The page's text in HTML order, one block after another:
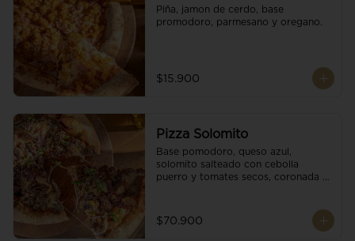
Piña, jamon de cerdo, base
promodoro, parmesano y oregano.
$15.900
Pizza Solomito
Base pomodoro, queso azul,
solomito salteado con cebolla
puerro y tomates secos, coronada
$70.900